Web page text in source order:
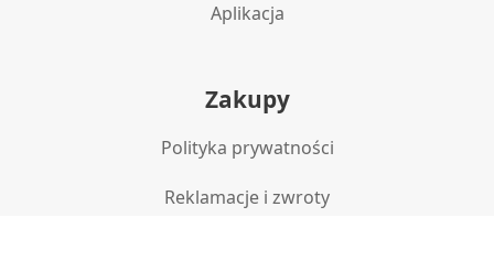
Aplikacja
Zakupy
Polityka prywatności
Reklamacje i zwroty